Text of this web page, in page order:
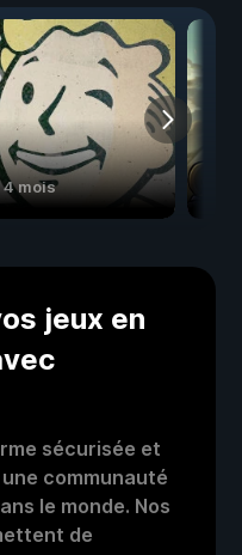
4 mois
jeux en
sécurisée et
communauté
le monde. Nos
de